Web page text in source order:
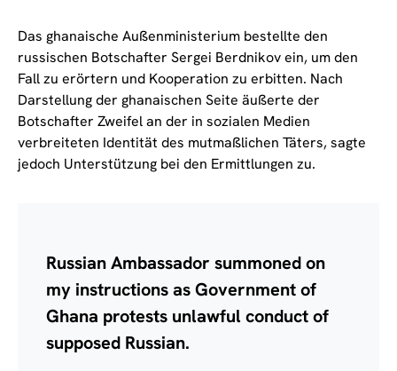
Das ghanaische Außenministerium bestellte den
russischen Botschafter Sergei Berdnikov ein, um den
Fall zu erörtern und Kooperation zu erbitten. Nach
Darstellung der ghanaischen Seite äußerte der
Botschafter Zweifel an der in sozialen Medien
verbreiteten Identität des mutmaßlichen Täters, sagte
jedoch Unterstützung bei den Ermittlungen zu.
Russian Ambassador summoned on
my instructions as Government of
Ghana protests unlawful conduct of
supposed Russian.